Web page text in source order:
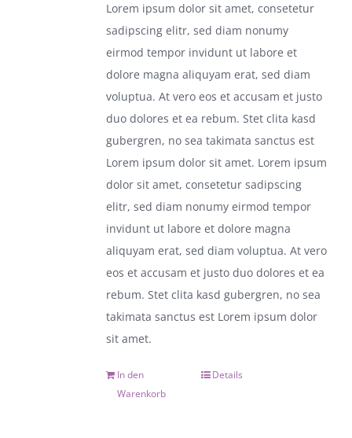
Lorem ipsum dolor sit amet, consetetur
sadipscing elitr, sed diam nonumy
eirmod tempor invidunt ut labore et
dolore magna aliquyam erat, sed diam
voluptua. At vero eos et accusam et justo
duo dolores et ea rebum. Stet clita kasd
gubergren, no sea takimata sanctus est
Lorem ipsum dolor sit amet. Lorem ipsum
dolor sit amet, consetetur sadipscing
elitr, sed diam nonumy eirmod tempor
invidunt ut labore et dolore magna
aliquyam erat, sed diam voluptua. At vero
eos et accusam et justo duo dolores et ea
rebum. Stet clita kasd gubergren, no sea
takimata sanctus est Lorem ipsum dolor
sit amet.
In den
Warenkorb
Details